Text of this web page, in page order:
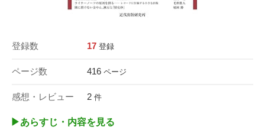
登録数 17 登録
ページ数 416 ページ
感想・レビュー 2 件
▶︎あらすじ・内容を見る